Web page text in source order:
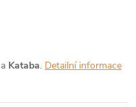
a Kataba. Detailní informace